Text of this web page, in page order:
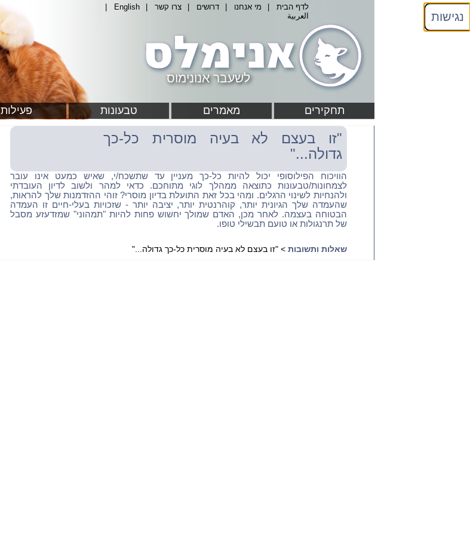
נגישות
תחקירים מאמרים טבעונות פעילות
לשעבר אנונימוס
לדף הבית מי אנחנו דרושים צרו קשר English
العربية
"זו בעצם לא בעיה מוסרית כל-כך
גדולה..."
הוויכוח הפילוסופי יכול להיות כל-כך מעניין עד שתשכח/י, שאיש כמעט אינו עובר
לצמחונות/טבעונות כתוצאה ממהלך לוגי מתוחכם. כדאי למהר ולשוב לדיון העובדתי
ולהנחיות לשינוי הרגלים. ומהי בכל זאת התועלת בדיון מוסרי? זוהי ההזדמנות שלך להראות,
שהעמדה שלך הגיונית יותר, קוהרנטית יותר, יציבה יותר - שזכויות בעלי-חיים זו העמדה
הבטוחה בעצמה. לאחר מכן, האדם שמולך יחשוש פחות להיות "תמהוני" שמזדעזע מסבל
של תרנגולות או טועם תבשילי טופו.
שאלות ותשובות > "זו בעצם לא בעיה מוסרית כל-כך גדולה..."